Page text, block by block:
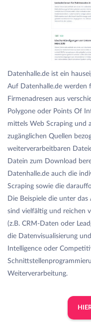
Datenhalle.de ist ein
Auf Datenhalle.de werden
Firmenadresen aus
Polygone oder Points Of
mittels Web Scraping und
zugänglichen Quellen
weiterverarbeitbaren
Datein zum Download
Datenhalle.de auch die
Scraping sowie die
Die Beispiele die unter
sind vielfältig und reichen
(z.B. CRM-Daten oder
die Datenvisualisierung
Intelligence oder
Weiterverarbeitung.